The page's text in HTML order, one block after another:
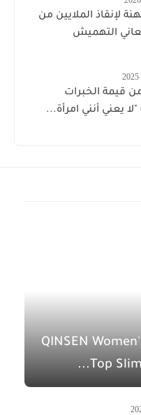
لإنقاذ الملايين من
التهميش
قيمة الخبرات
"لا يعني أنني امرأة...
QINSEN
Top